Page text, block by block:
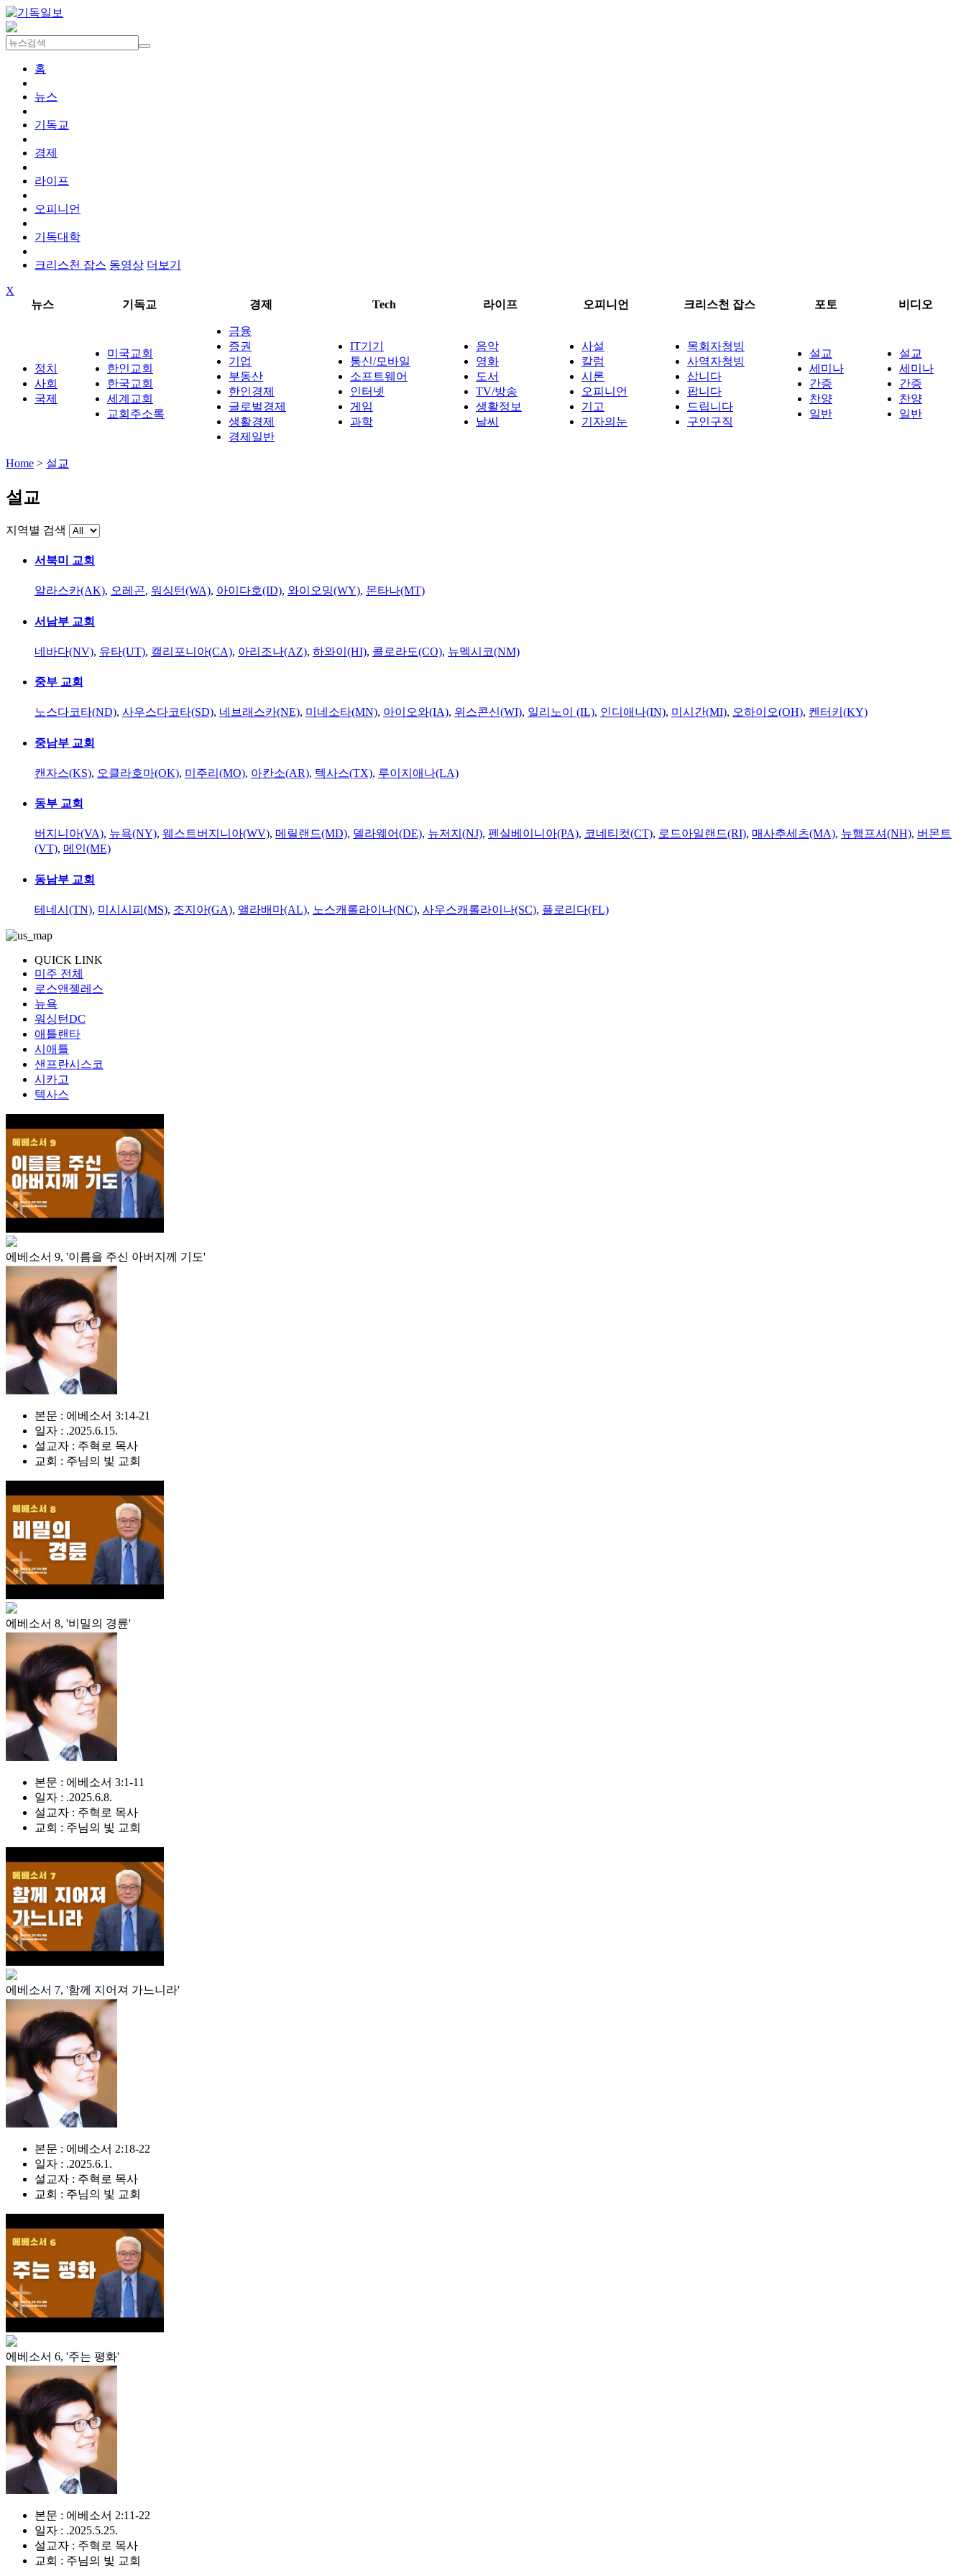
홈
뉴스
기독교
경제
라이프
오피니언
기독대학
크리스천 잡스 동영상 더보기
X
뉴스
기독교 경제 Tech 라이프 오피니언 크리스천 잡스 포토 비디오
정치
사회
국제
미국교회
한인교회
한국교회
세계교회
교회주소록
금융
증권
기업
부동산
한인경제
글로벌경제
생활경제
경제일반
IT기기
통신/모바일
소프트웨어
인터넷
게임
과학
음악
영화
도서
TV/방송
생활정보
날씨
사설
칼럼
시론
오피니언
기고
기자의눈
목회자청빙
사역자청빙
삽니다
팝니다
드립니다
구인구직
설교
세미나
간증
찬양
일반
설교
세미나
간증
찬양
일반
Home > 설교
설교
지역별 검색
서북미 교회
알라스카(AK), 오레곤, 워싱턴(WA), 아이다호(ID), 와이오밍(WY), 몬타나(MT)
서남부 교회
네바다(NV), 유타(UT), 캘리포니아(CA), 아리조나(AZ), 하와이(HI), 콜로라도(CO), 뉴멕시코(NM)
중부 교회
노스다코타(ND), 사우스다코타(SD), 네브래스카(NE), 미네소타(MN), 아이오와(IA), 위스콘신(WI), 일리노이 (IL), 인디애나(IN), 미시간(MI), 오하이오(OH), 켄터키(KY)
중남부 교회
캔자스(KS), 오클라호마(OK), 미주리(MO), 아칸소(AR), 텍사스(TX), 루이지애나(LA)
동부 교회
버지니아(VA), 뉴욕(NY), 웨스트버지니아(WV), 메릴랜드(MD), 델라웨어(DE), 뉴저지(NJ), 펜실베이니아(PA), 코네티컷(CT), 로드아일랜드(RI), 매사추세츠(MA), 뉴햄프셔(NH), 버몬트
(VT), 메인(ME)
동남부 교회
테네시(TN), 미시시피(MS), 조지아(GA), 앨라배마(AL), 노스캐롤라이나(NC), 사우스캐롤라이나(SC), 플로리다(FL)
QUICK LINK
미주 전체
로스앤젤레스
뉴욕
워싱턴DC
애틀랜타
시애틀
샌프란시스코
시카고
텍사스
에베소서 9, '이름을 주신 아버지께 기도'
본문 : 에베소서 3:14-21
일자 : .2025.6.15.
설교자 : 주혁로 목사
교회 : 주님의 빛 교회
에베소서 8, '비밀의 경륜'
본문 : 에베소서 3:1-11
일자 : .2025.6.8.
설교자 : 주혁로 목사
교회 : 주님의 빛 교회
에베소서 7, '함께 지어져 가느니라'
본문 : 에베소서 2:18-22
일자 : .2025.6.1.
설교자 : 주혁로 목사
교회 : 주님의 빛 교회
에베소서 6, '주는 평화'
본문 : 에베소서 2:11-22
일자 : .2025.5.25.
설교자 : 주혁로 목사
교회 : 주님의 빛 교회